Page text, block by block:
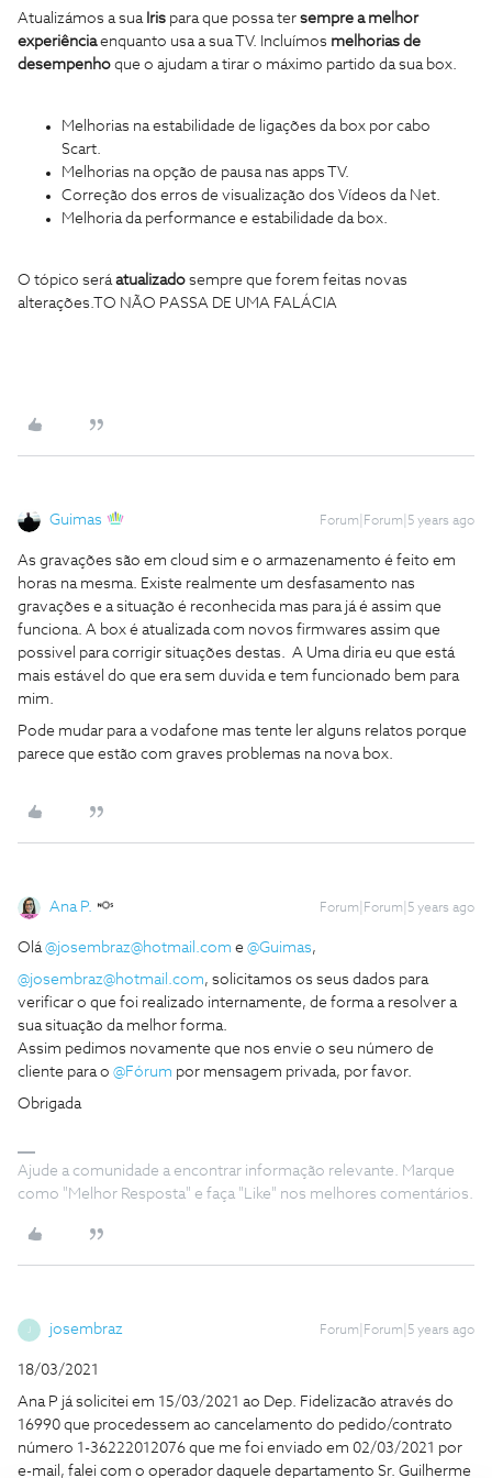
Atualizámos a sua Iris para que possa ter sempre a melhor
experiênciaenquanto usa a sua TV. Incluímos melhorias de
desempenho que o ajudam a tirar o máximo partido da sua box.
Melhorias na estabilidade de ligações da box por cabo
Scart.
Melhorias na opção de pausa nas apps TV.
Correção dos erros de visualização dos Vídeos da Net.
Melhoria da performance e estabilidade da box.
O tópico seráatualizado sempre que forem feitas novas
alterações.TO NÃO PASSA DE UMA FALÁCIA
Guimas Forum|Forum|5 years ago
As gravações são em cloud sim e o armazenamento é feito em
horas na mesma. Existe realmente um desfasamento nas
gravações e a situação é reconhecida mas para já é assim que
funciona. A box é atualizada com novos firmwares assim que
possivel para corrigir situações destas. A Uma diria eu que está
mais estável do que era sem duvida e tem funcionado bem para
mim.
Pode mudar para a vodafone mas tente ler alguns relatos porque
parece que estão com graves problemas na nova box.
Ana P. Forum|Forum|5 years ago
Olá@josembraz@hotmail.com e @Guimas,
@josembraz@hotmail.com, solicitamos os seus dados para
verificar o que foi realizado internamente, de forma a resolver a
sua situação da melhor forma.
Assim pedimos novamente que nos envie o seu número de
cliente para o @Fórum por mensagem privada, por favor.
Obrigada
Ajude a comunidade a encontrar informação relevante. Marque
como "Melhor Resposta" e faça "Like" nos melhores comentários.
josembraz Forum|Forum|5 years ago
18/03/2021
Ana P já solicitei em 15/03/2021 ao Dep. Fidelizacão através do
16990 que procedessem ao cancelamento do pedido/contrato
número 1-36222012076 que me foi enviado em 02/03/2021 por
e-mail, falei com o operador daquele departamento Sr. Guilherme